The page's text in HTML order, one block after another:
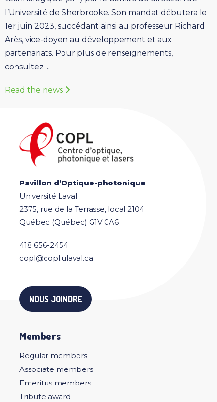
l’Université de Sherbrooke. Son mandat débutera le
1er juin 2023, succédant ainsi au professeur Richard
Arès, vice-doyen au développement et aux
partenariats. Pour plus de renseignements,
consultez ...
Read the news
Pavillon d’Optique-photonique
Université Laval
2375, rue de la Terrasse, local 2104
Québec (Québec) G1V 0A6
418 656-2454
copl@copl.ulaval.ca
NOUS JOINDRE
Members
Regular members
Associate members
Emeritus members
Tribute award